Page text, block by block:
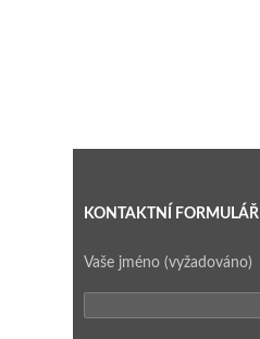
KONTAKTNÍ FORMULÁŘ
Vaše jméno (vyžadováno)